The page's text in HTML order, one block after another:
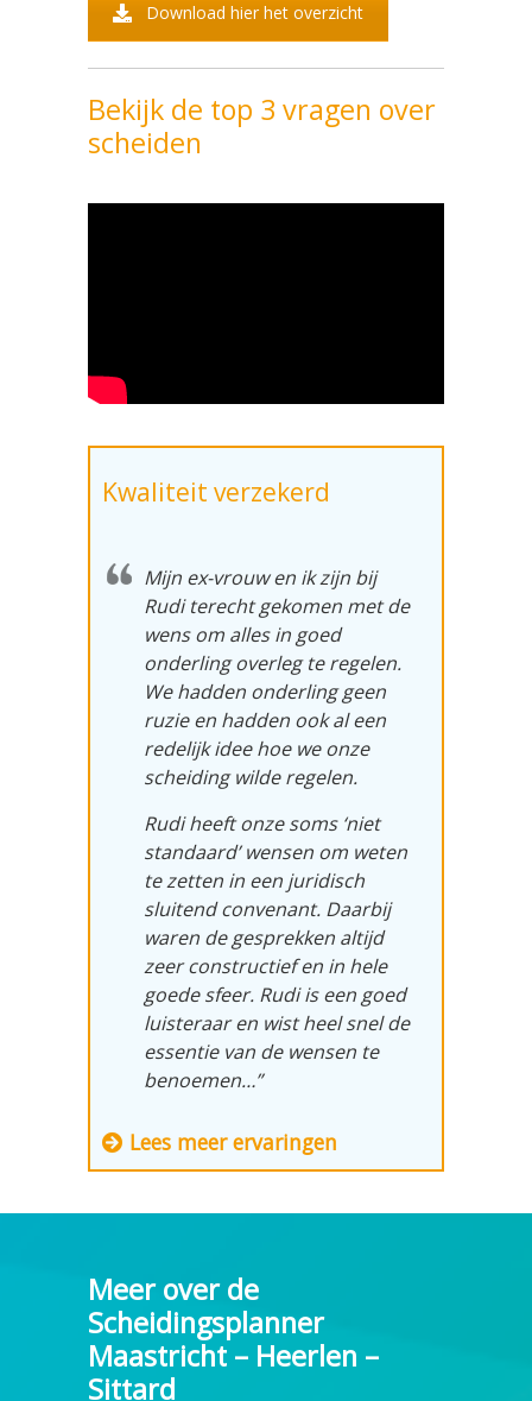
Download hier het overzicht
Bekijk de top 3 vragen over
scheiden
Kwaliteit verzekerd
Mijn ex-vrouw en ik zijn bij
Rudi terecht gekomen met de
wens om alles in goed
onderling overleg te regelen.
We hadden onderling geen
ruzie en hadden ookal een
redelijk idee hoe we onze
scheiding wilde regelen.
Rudi heeft onze soms ‘niet
standaard’ wensen om weten
te zetten in een juridisch
sluitend convenant. Daarbij
waren de gesprekken altijd
zeer constructief en in hele
goede sfeer. Rudi is een goed
luisteraar en wist heel snel de
essentie van de wensen te
benoemen…”
Lees meer ervaringen
Meer over de
Scheidingsplanner
Maastricht – Heerlen –
Sittard